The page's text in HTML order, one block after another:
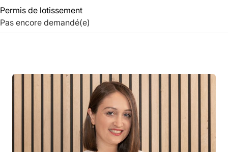
Permis de lotissement
Pas encore demandé(e)